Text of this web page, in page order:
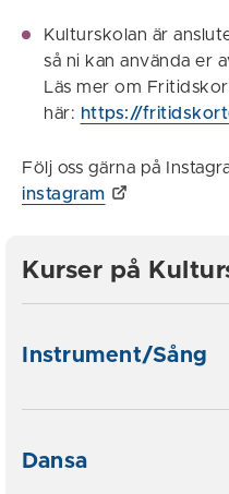
Kulturskolan är
så ni kan använda er
Läs mer om
här: https://
Följ oss gärna på
instagram
Kurser på
Instrument/Sång
Dansa